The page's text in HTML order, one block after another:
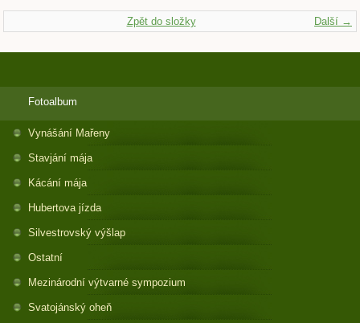
Další →
Zpět do složky
Fotoalbum
Vynášání Mařeny
Stavjání mája
Kácání mája
Hubertova jízda
Silvestrovský výšlap
Ostatní
Mezinárodní výtvarné sympozium
Svatojánský oheň